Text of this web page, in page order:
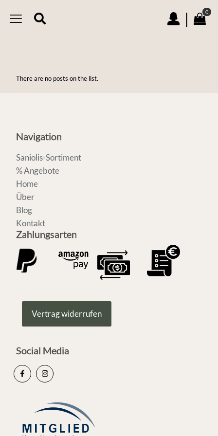
| 0
There are no posts on the list.
Navigation
Saniolis-Sortiment
% Angebote
Home
Über
Blog
Kontakt
Zahlungsarten
Vertrag widerrufen
Social Media